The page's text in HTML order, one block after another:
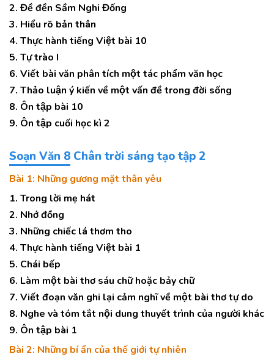
2. Đề đền Sầm Nghi Đống
3. Hiểu rõ bản thân
4. Thực hành tiếng Việt bài 10
5. Tự trào I
6. Viết bài văn phân tích một tác phẩm văn học
7. Thảo luận ý kiến về một vấn đề trong đời sống
8. Ôn tập bài 10
9. Ôn tập cuối học kì 2
Soạn Văn 8 Chân trời sáng tạo tập 2
Bài 1: Những gương mặt thân yêu
1. Trong lời mẹ hát
2. Nhớ đồng
3. Những chiếc lá thơm tho
4. Thực hành tiếng Việt bài 1
5. Chái bếp
6. Làm một bài thơ sáu chữ hoặc bảy chữ
7. Viết đoạn văn ghi lại cảm nghĩ về một bài thơ tự do
8. Nghe và tóm tắt nội dung thuyết trình của người khác
9. Ôn tập bài 1
Bài 2: Những bí ẩn của thế giới tự nhiên